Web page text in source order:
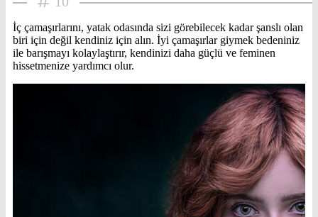
İç çamaşırlarını, yatak odasında sizi görebilecek kadar şanslı olan
biri için değil kendiniz için alın. İyi çamaşırlar giymek bedeniniz
ile barışmayı kolaylaştırır, kendinizi daha güçlü ve feminen
hissetmenize yardımcı olur.